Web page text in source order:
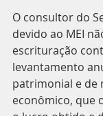
O consultor do
devido ao MEI
escrituração
levantamento
patrimonial e de
econômico, que